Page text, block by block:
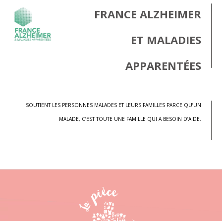
FRANCE ALZHEIMER
ET MALADIES
APPARENTÉES
SOUTIENT LES PERSONNES MALADES ET LEURS FAMILLES PARCE QU’UN
MALADE, C’EST TOUTE UNE FAMILLE QUI A BESOIN D’AIDE.